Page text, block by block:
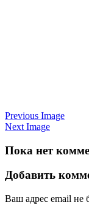
Previous Image
Next Image
Пока нет
Добавить
Ваш адрес email не